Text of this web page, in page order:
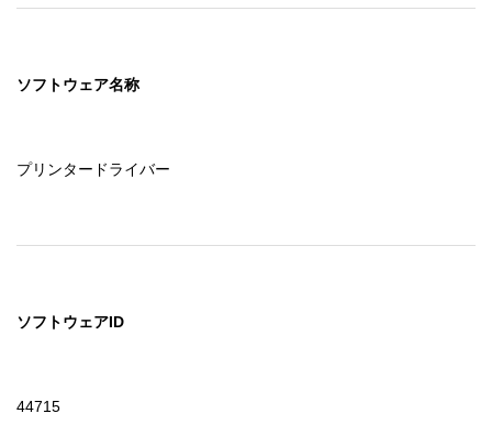
ソフトウェア名称
プリンタードライバー
ソフトウェアID
44715